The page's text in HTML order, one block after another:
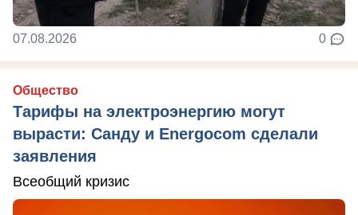
07.08.2026 0
Общество
Тарифы на электроэнергию могут
вырасти: Санду и Energocom сделали
заявления
Всеобщий кризис